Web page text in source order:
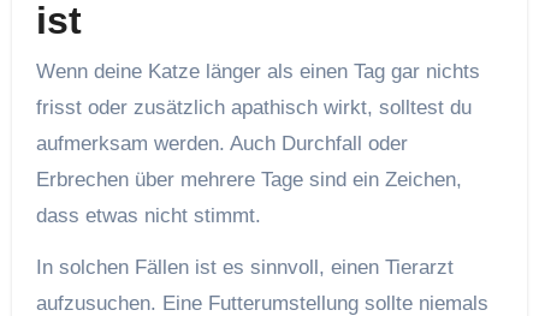
ist
Wenn deine Katze länger als einen Tag gar nichts
frisst oder zusätzlich apathisch wirkt, solltest du
aufmerksam werden. Auch Durchfall oder
Erbrechen über mehrere Tage sind ein Zeichen,
dass etwas nicht stimmt.
In solchen Fällen ist es sinnvoll, einen Tierarzt
aufzusuchen. Eine Futterumstellung sollte niemals